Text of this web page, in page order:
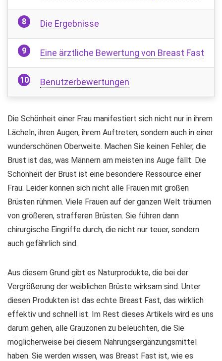
Die Ergebnisse
Eine ärztliche Bewertung von Breast Fast
Benutzerbewertungen
Die Schönheit einer Frau manifestiert sich nicht nur in ihrem
Lächeln, ihren Augen, ihrem Auftreten, sondern auch in einer
wunderschönen Oberweite. Machen Sie keinen Fehler, die
Brust ist das, was Männern am meisten ins Auge fällt. Die
Schönheit der Brust ist eine besondere Ressource einer
Frau. Leider können sich nicht alle Frauen mit großen
Brüsten rühmen. Viele Frauen auf der ganzen Welt träumen
von größeren, strafferen Brüsten. Sie führen dann
chirurgische Eingriffe durch, die nicht nur teuer, sondern
auch gefährlich sind.
Aus diesem Grund gibt es Naturprodukte, die bei der
Vergrößerung der weiblichen Brüste wirksam sind. Unter
diesen Produkten ist das echte Breast Fast, das wirklich
effektiv und schnell ist. Im Rest dieses Artikels wird es uns
darum gehen, alle Grauzonen zu beleuchten, die Sie
möglicherweise bei diesem Nahrungsergänzungsmittel
haben. Sie werden wissen, was Breast Fast ist, wie es